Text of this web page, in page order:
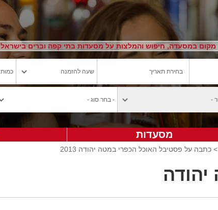
במסעדה, חיפוש והמלצות על מסעדות בתי קפה וברים בישראל
מסעדות
> כתבה על פסטיבל האוכל הכפרי במטה יהודה 2013